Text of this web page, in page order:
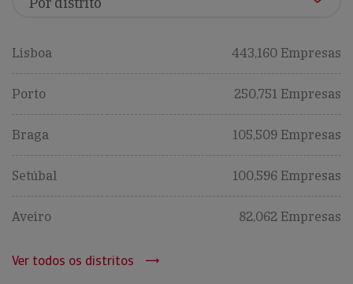
Lisboa 443,160 Empresas
Porto 250,751 Empresas
Braga 105,509 Empresas
Setúbal 100,596 Empresas
Aveiro 82,062 Empresas
Ver todos os distritos